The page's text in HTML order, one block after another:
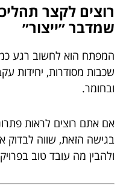
רוצים לקצר
שמדבר ״ייצור״
המפתח הוא לחשוב רגע
שכבות מסודרות, יחידות
ובחומר.
אם אתם רוצים לראות
בגישה הזאת, שווה לבדוק
ולהבין מה עובד טוב